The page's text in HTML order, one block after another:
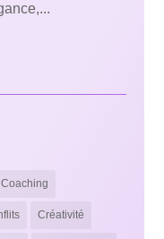
Coaching
Créativité